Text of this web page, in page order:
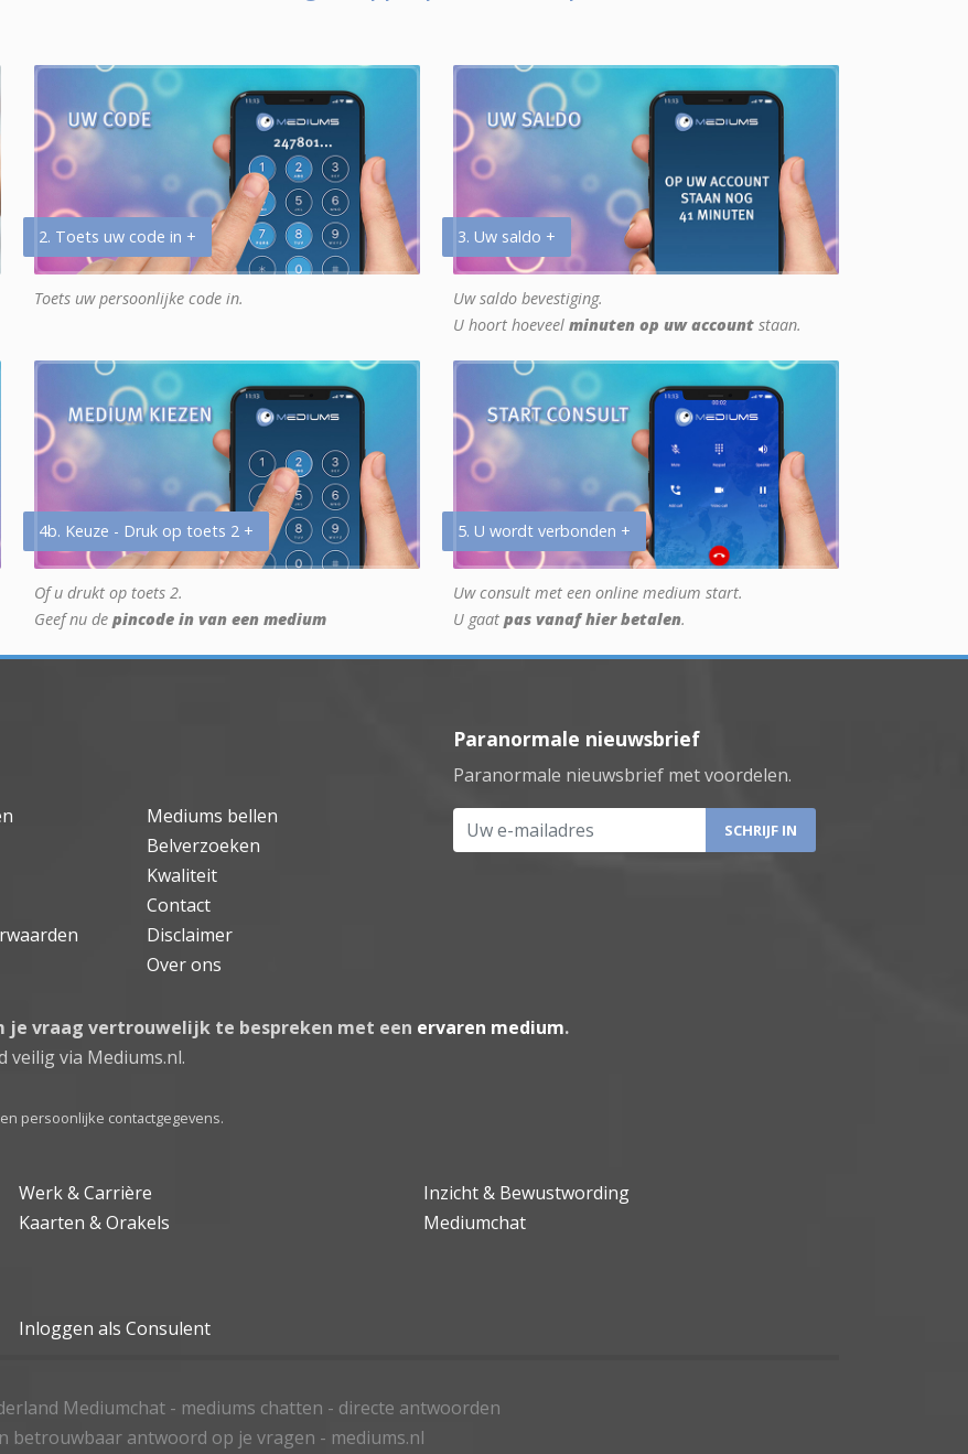
2. Toets uw code in +
Toets uw persoonlijke code in.
3. Uw saldo +
Uw saldo bevestiging.
U hoort hoeveel minuten op uw account staan.
4b. Keuze - Druk op toets 2 +
Of u drukt op toets 2.
Geef nu de pincode in van een medium
5. U wordt verbonden +
Uw consult met een online medium start.
U gaat pas vanaf hier betalen.
Mediums bellen
Belverzoeken
Kwaliteit
Contact
Disclaimer
Over ons
Paranormale nieuwsbrief
Paranormale nieuwsbrief met voordelen.
Uw e-mailadres
je vraag vertrouwelijk te bespreken met een ervaren medium.
veilig via Mediums.nl.
persoonlijke contactgegevens.
Werk & Carrière
Inzicht & Bewustwording
Kaarten & Orakels Mediumchat
Inloggen als Consulent
Mediumchat - mediums chatten - directe antwoorden
betrouwbaar antwoord op je vragen - mediums.nl